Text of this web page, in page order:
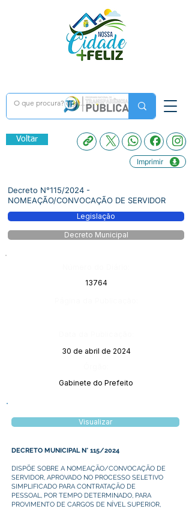
Voltar
Imprimir
Decreto N°115/2024 -
NOMEAÇÃO/CONVOCAÇÃO DE SERVIDOR
Legislação
Decreto Municipal
13764
30 de abril de 2024
Gabinete do Prefeito
Visualizar
DECRETO MUNICIPAL N° 115/2024
DISPÕE SOBRE A NOMEAÇÃO/CONVOCAÇÃO DE
SERVIDOR, APROVADO NO PROCESSO SELETIVO
SIMPLIFICADO PARA CONTRATAÇÃO DE
PESSOAL, POR TEMPO DETERMINADO, PARA
PROVIMENTO DE CARGOS DE NÍVEL SUPERIOR,